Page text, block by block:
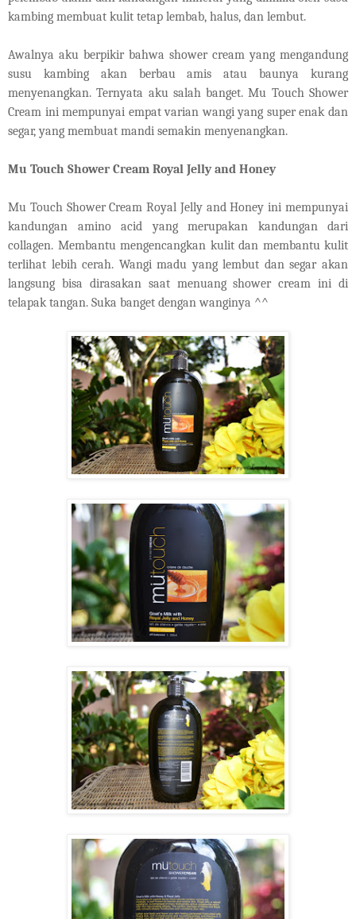
kambing membuat kulit tetap lembab, halus, dan lembut.
Awalnya aku berpikir bahwa shower cream yang mengandung
susu kambing akan berbau amis atau baunya kurang
menyenangkan. Ternyata aku salah banget. Mu Touch Shower
Cream ini mempunyai empat varian wangi yang super enak dan
segar, yang membuat mandi semakin menyenangkan.
Mu Touch Shower Cream Royal Jelly and Honey
Mu Touch Shower Cream Royal Jelly and Honey ini mempunyai
kandungan amino acid yang merupakan kandungan dari
collagen. Membantu mengencangkan kulit dan membantu kulit
terlihat lebih cerah. Wangi madu yang lembut dan segar akan
langsung bisa dirasakan saat menuang shower cream ini di
telapak tangan. Suka banget dengan wanginya ^^